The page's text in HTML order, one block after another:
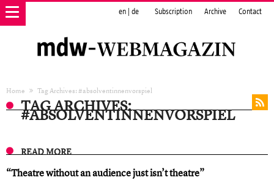
en de Subscription Archive Contact
Home Tag Archives: #absolventinnenvorspiel
TAG ARCHIVES:
#ABSOLVENTINNENVORSPIEL
READ MORE
“Theatre without an audience just isn’t theatre ”